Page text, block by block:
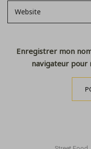
Enregistrer mon
navigateur pour